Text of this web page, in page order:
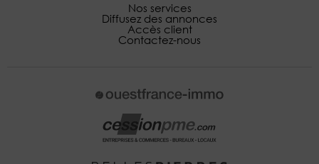
Nos services
Diffusez des annonces
Accès client
Contactez-nous